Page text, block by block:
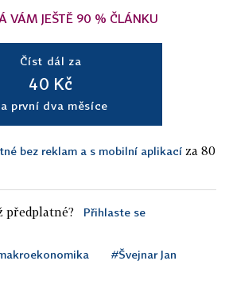
VÁM JEŠTĚ 90 % ČLÁNKU
Číst dál za
40 Kč
první dva měsíce
bez reklam a s mobilní aplikací za 80
předplatné? Přihlaste se
#Švejnar Jan